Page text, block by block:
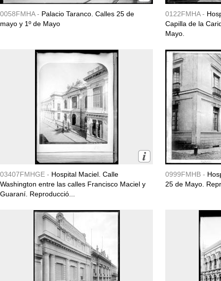
0058FMHA - Palacio Taranco. Calles 25 de
mayo y 1º de Mayo
0122FMHA -
Capilla de la
Mayo.
03407FMHGE - Hospital Maciel. Calle
Washington entre las calles Francisco Maciel y
Guaraní. Reproducció...
0999FMHB -
25 de Mayo.